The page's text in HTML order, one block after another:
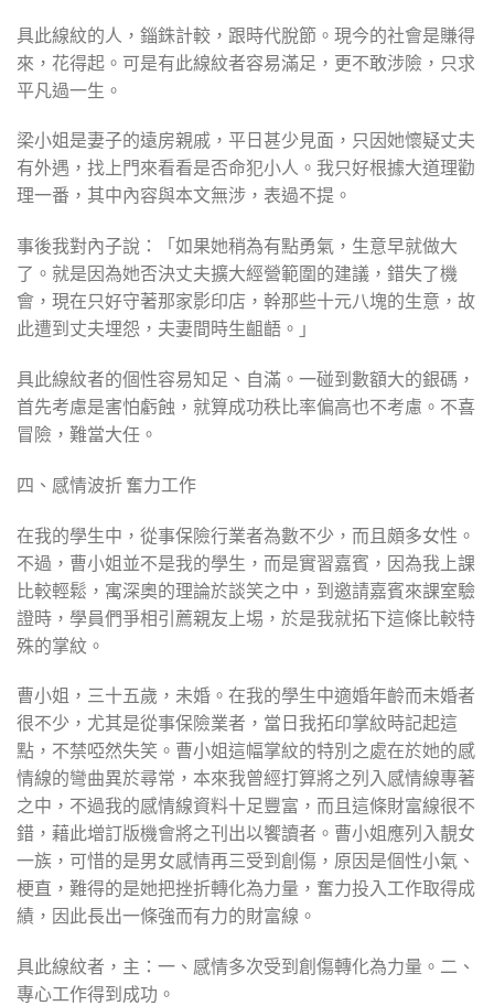
具此線紋的人，錙銖計較，跟時代脫節。現今的社會是賺得
來，花得起。可是有此線紋者容易滿足，更不敢涉險，只求
平凡過一生。
梁小姐是妻子的遠房親戚，平日甚少見面，只因她懷疑丈夫
有外遇，找上門來看看是否命犯小人。我只好根據大道理勸
理一番，其中內容與本文無涉，表過不提。
事後我對內子說：「如果她稍為有點勇氣，生意早就做大
了。就是因為她否決丈夫擴大經營範圍的建議，錯失了機
會，現在只好守著那家影印店，幹那些十元八塊的生意，故
此遭到丈夫埋怨，夫妻間時生齟齬。」
具此線紋者的個性容易知足、自滿。一碰到數額大的銀碼，
首先考慮是害怕虧蝕，就算成功秩比率偏高也不考慮。不喜
冒險，難當大任。
四、感情波折 奮力工作
在我的學生中，從事保險行業者為數不少，而且頗多女性。
不過，曹小姐並不是我的學生，而是實習嘉賓，因為我上課
比較輕鬆，寓深奧的理論於談笑之中，到邀請嘉賓來課室驗
證時，學員們爭相引薦親友上埸，於是我就拓下這條比較特
殊的掌紋。
曹小姐，三十五歲，未婚。在我的學生中適婚年齡而未婚者
很不少，尤其是從事保險業者，當日我拓印掌紋時記起這
點，不禁啞然失笑。曹小姐這幅掌紋的特別之處在於她的感
情線的彎曲異於尋常，本來我曾經打算將之列入感情線專著
之中，不過我的感情線資料十足豐富，而且這條財富線很不
錯，藉此增訂版機會將之刊出以饗讀者。曹小姐應列入靚女
一族，可惜的是男女感情再三受到創傷，原因是個性小氣、
梗直，難得的是她把挫折轉化為力量，奮力投入工作取得成
績，因此長出一條強而有力的財富線。
具此線紋者，主：一、感情多次受到創傷轉化為力量。二、
專心工作得到成功。